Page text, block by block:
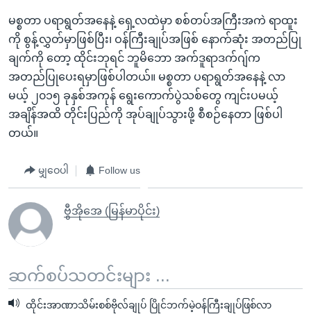
မစ္စတာ ပရာရွတ်အနေနဲ့ ရှေ့လထဲမှာ စစ်တပ်အကြီးအကဲ ရာထူး
ကို စွန့်လွှတ်မှာဖြစ်ပြီး၊ ဝန်ကြီးချုပ်အဖြစ် နောက်ဆုံး အတည်ပြု
ချက်ကို တော့ ထိုင်းဘုရင် ဘူမိဘော အက်ဒူရာဒက်ဂျ်က
အတည်ပြုပေးရမှာဖြစ်ပါတယ်။ မစ္စတာ ပရာရွတ်အနေနဲ့ လာ
မယ့် ၂၀၁၅ ခုနှစ်အကုန် ရွေးကောက်ပွဲသစ်တွေ ကျင်းပမယ့်
အချိန်အထိ တိုင်းပြည်ကို အုပ်ချုပ်သွားဖို့ စီစဉ်နေတာ ဖြစ်ပါ
တယ်။
မျှဝေပါ Follow us
ဗွီအိုအေ (မြန်မာပိုင်း)
ဆက်စပ်သတင်းများ ...
ထိုင်းအာဏာသိမ်းစစ်ဗိုလ်ချုပ် ပြိုင်ဘက်မဲ့ဝန်ကြီးချုပ်ဖြစ်လာ